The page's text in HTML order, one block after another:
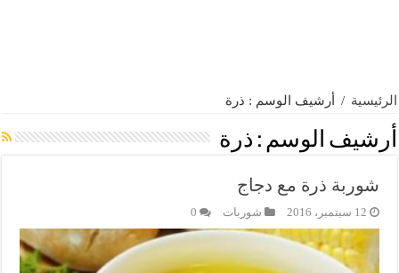
الرئيسية / أرشيف الوسم : ذرة
أرشيف الوسم : ذرة
شوربة ذرة مع دجاج
12 سبتمبر، 2016 شوربات 0